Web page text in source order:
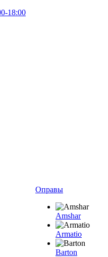
18:00
Оправы
Amshar
Armatio
Barton